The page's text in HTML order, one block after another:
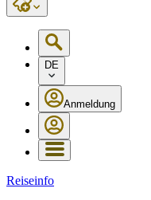
DE
Anmeldung
Reiseinfo